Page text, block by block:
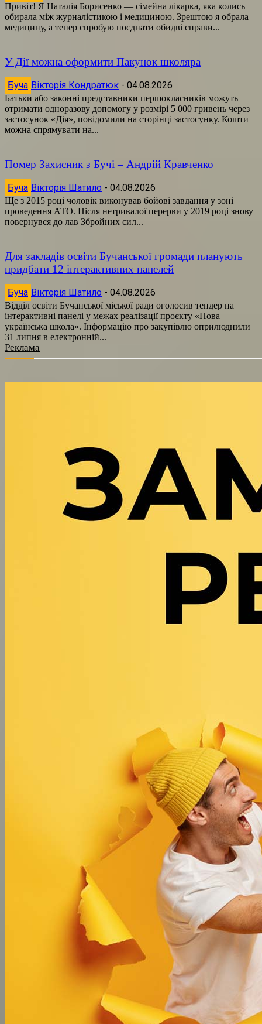
Привіт! Я Наталія Борисенко — сімейна лікарка, яка колись
обирала між журналістикою і медициною. Зрештою я обрала
медицину, а тепер спробую поєднати обидві справи...
У Дії можна оформити Пакунок школяра
Буча Вікторія Кондратюк - 04.08.2026
Батьки або законні представники першокласників можуть
отримати одноразову допомогу у розмірі 5 000 гривень через
застосунок «Дія», повідомили на сторінці застосунку. Кошти
можна спрямувати на...
Помер Захисник з Бучі – Андрій Кравченко
Буча Вікторія Шатило - 04.08.2026
Ще з 2015 році чоловік виконував бойові завдання у зоні
проведення АТО. Після нетривалої перерви у 2019 році знову
повернувся до лав Збройних сил...
Для закладів освіти Бучанської громади планують
придбати 12 інтерактивних панелей
Буча Вікторія Шатило - 04.08.2026
Відділ освіти Бучанської міської ради оголосив тендер на
інтерактивні панелі у межах реалізації проєкту «Нова
українська школа». Інформацію про закупівлю оприлюднили
31 липня в електронній...
Реклама